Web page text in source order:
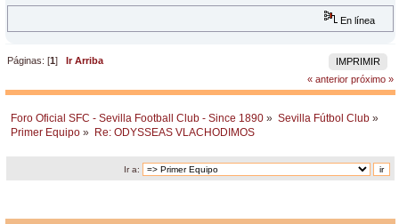
En línea
IMPRIMIR
Páginas: [1]Ir Arriba
« anterior próximo »
Foro Oficial SFC - Sevilla Football Club - Since 1890 » Sevilla Fútbol Club »
Primer Equipo » Re: ODYSSEAS VLACHODIMOS
Ir a: